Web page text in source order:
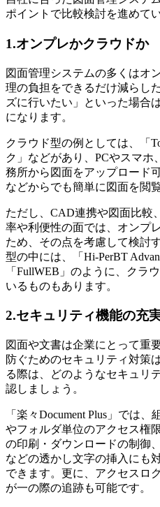
ポイントで比較検討を進めて
1.オンプレかクラウドか
図面管理システムの多くはオ
理の負担をできるだけ減らし
ズに行いたい」といった場合
になります。
クラウド型の例としては、「
ク」などがあり、PCやスマ
務所から図面をアップロード
などからでも簡単に図面を閲
ただし、CAD連携や図面比較
率や利便性の面では、オンプ
ため、その点を考慮して検討
型の中には、「Hi-PerBT
「FullWEB」のように、クラ
いるものもあります。
2.セキュリティ機能の充
図面や文書は企業にとって重
防ぐためのセキュリティ対策
る際は、どのようなセキュリ
認しましょう。
「楽々Document Plus」では
やフォルダ単位のアクセス権
の印刷・ダウンロードの制御
などの透かし文字の挿入にも
できます。更に、アクセスロ
が一の際の追跡も可能です。